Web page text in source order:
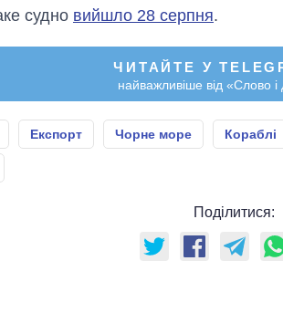
судно вийшло 28 серпня.
ЧИТАЙТЕ У
найважливіше від «Слово і
Експорт Чорне море Кораблі
Поділитися: